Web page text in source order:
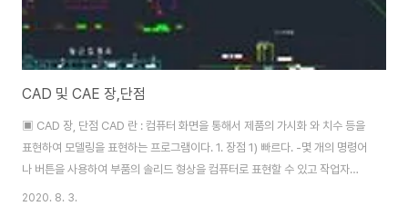
CAD 및 CAE 장,단점
▣ CAD 장, 단점 CAD 란 : 컴퓨터 화면을 통해서 제품의 가시화 와 치수 등을
표현하여 모델링을 표현하는 프로그램이다. 1. 장점 1) 빠르다. -몇 개의 명령어
나 버튼을 사용하여 부품의 솔리드 형상을 컴퓨터로 표현할 수 있고 작업자들
의 제도 작업과 같은 행위를 통해서 제품을 빠르게 가지화 할 수 있다. 2) 비용
2020. 8. 3.